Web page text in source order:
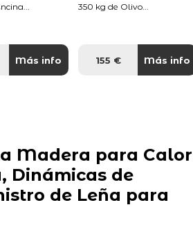
Más info
350 kg de Olivo...
155 € Más info
Madera para Calor
Dinámicas de
de Leña para